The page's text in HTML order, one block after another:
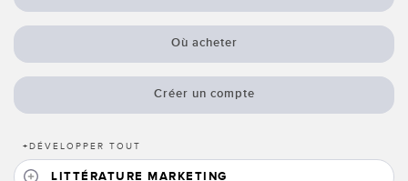
ACCESSORIES
Câbles
Où acheter
Créer un compte
+DÉVELOPPER TOUT
LITTÉRATURE MARKETING